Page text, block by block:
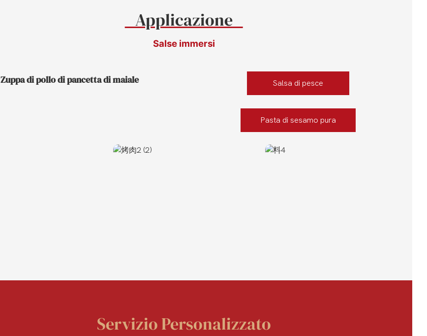
Applicazione
Salse immersi
Zuppa di pollo di pancetta di maiale Salsa di pesce
Pasta di sesamo pura
Servizio Personalizzato